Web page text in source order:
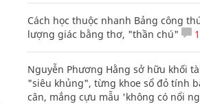
Cách học thuộc nhanh Bảng công
lượng giác bằng thơ, "thần chú"
Nguyễn Phương Hằng sở hữu khối
"siêu khủng", từng khoe sổ đỏ tính
cân, mắng cựu mẫu 'không có nổi